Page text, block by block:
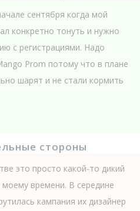
сентября когда мой
конкретно тонуть и нужно
с регистрациями. Надо
Prom потому что в плане
шарят и не стали кормить
стороны
это просто какой-то дикий
времени. В середине
кампания их дизайнер